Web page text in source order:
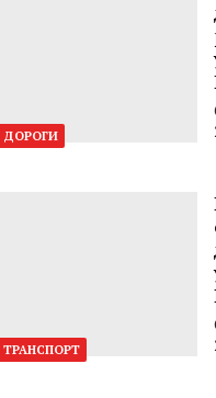
ДОРОГИ
ТРАНСПОРТ